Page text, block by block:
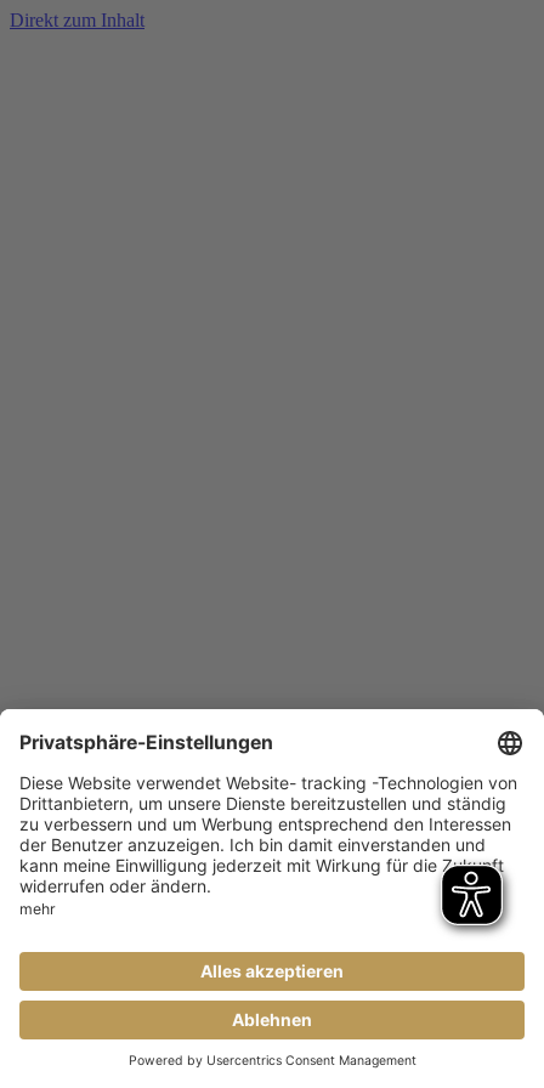
Direkt zum Inhalt